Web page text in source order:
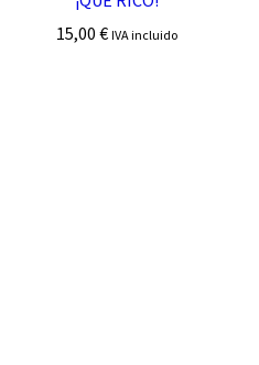
15,00 € IVA incluido